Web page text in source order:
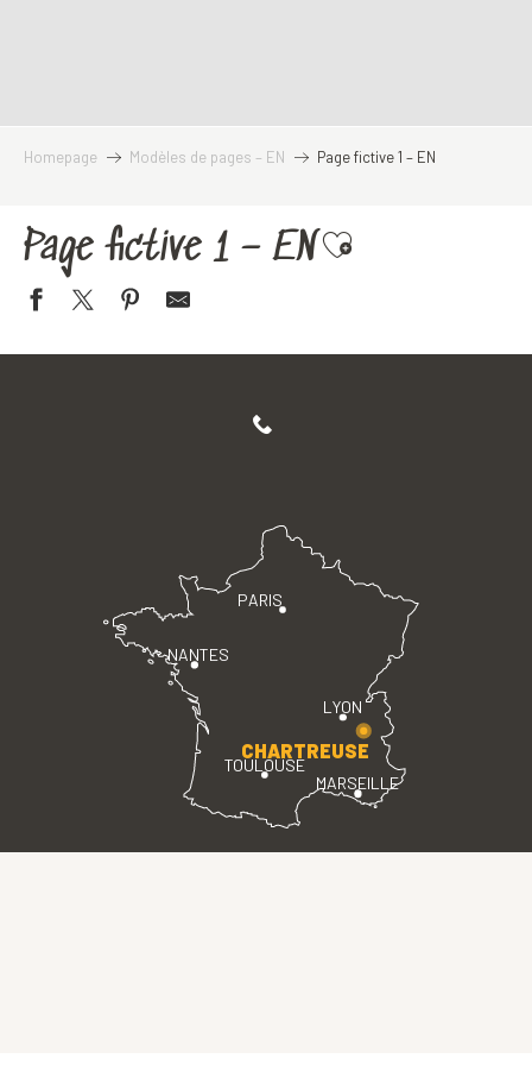
Homepage Modèles de pages – EN Page fictive 1 – EN
Page fictive 1 – EN Ajouter aux favoris
PARIS
LYON
TOULOUSE
MARSEILLE
NANTES
CHARTREUSE